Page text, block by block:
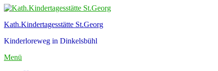
Zum
springen
Kath.Kindertagesstätte St.Georg
Kinderloreweg in Dinkelsbühl
Menü